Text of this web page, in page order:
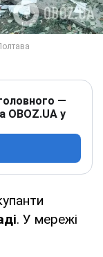
—
OBOZ.UA у
. У мережі